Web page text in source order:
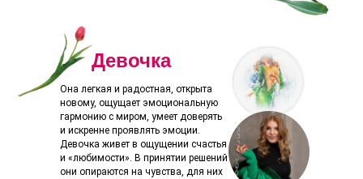
Девочка
Она легкая и радостная, открыта
новому, ощущает эмоциональную
гармонию с миром, умеет доверять
и искренне проявлять эмоции.
Девочка живет в ощущении счастья
и «любимости». В принятии решений
они опираются на чувства, для них